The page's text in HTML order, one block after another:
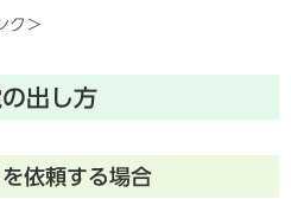
ク＞
出し方
依頼する場合